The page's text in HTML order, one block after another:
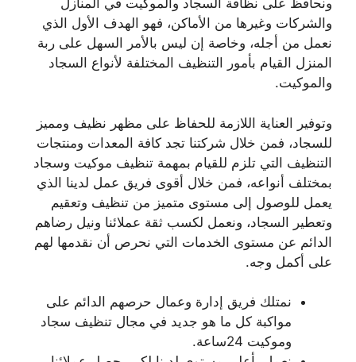
ونحافظ على نظافة السجاد والموكيت في المنازل
والشركات وغيرها من الأماكن، فهو الهدف الأول الذي
نعمل من أجله، وخاصة إن ليس بالأمر السهل على ربة
المنزل القيام بأمور التنظيف المختلفة لأنواع السجاد
والموكيت.
وتوفير العناية اللازمة للحفاظ على مظهر نظيف ومميز
للسجاد، فمن خلال شركتنا تجد كافة المعدات ومنتجات
التنظيف التي تلزم للقيام بمهمة تنظيف موكيت وسجاد
بمختلف أنواعه، فمن خلال أقوى فريق عمل لدينا الذي
يعمل للوصول إلى مستوى متميز من تنظيف وتعقيم
وتعطير السجاد، ونعمل لكسب ثقة عملائنا ونيل رضاهم
الدائم عن مستوى الخدمات التي نحرص أن نقدمها لهم
على أكمل وجه.
نمتلك فريق إدارة وعمال حرصهم الدائم على
مواكبة كل ما هو جديد في مجال تنظيف سجاد
وموكيت 24ساعة.